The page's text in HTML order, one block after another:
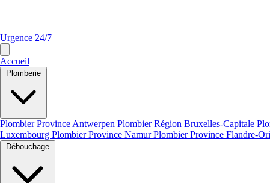
Urgence 24/7
Accueil
Plombier Province Antwerpen Plombier Région Bruxelles-Capitale
Luxembourg Plombier Province NamurPlombier Province Flandre-